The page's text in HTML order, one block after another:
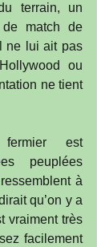
terrain, un
match de
ne lui ait pas
ou
ne tient
est
peuplées
à
qu’on y a
vraiment très
facilement